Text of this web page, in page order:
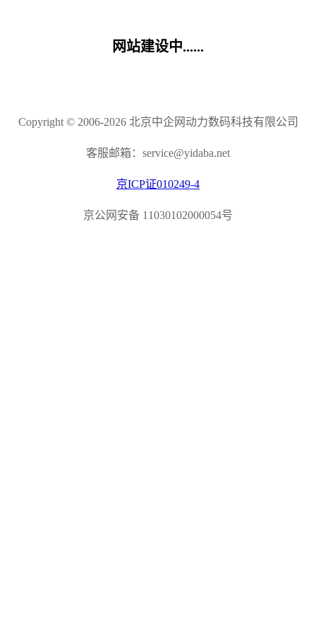
网站建设中......
Copyright © 2006-2026 北京中企网动力数码科技有限公司
客服邮箱：service@yidaba.net
京ICP证010249-4
京公网安备 11030102000054号